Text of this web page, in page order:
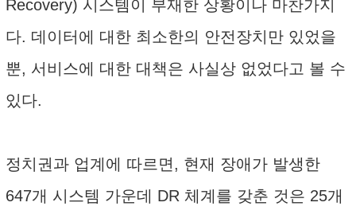
Recovery) 시스템이 부재한 상황이나 마찬가지
다. 데이터에 대한 최소한의 안전장치만 있었을
뿐, 서비스에 대한 대책은 사실상 없었다고 볼 수
있다.
정치권과 업계에 따르면, 현재 장애가 발생한
647개 시스템 가운데 DR 체계를 갖춘 것은 25개